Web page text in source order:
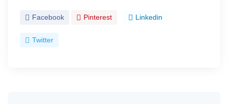
Facebook Pinterest Linkedin
Twitter